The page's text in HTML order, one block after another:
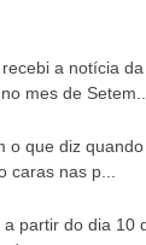
a notícia
mes de Setem...
o que diz
caras nas p...
partir do dia 10